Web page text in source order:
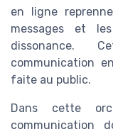
en ligne
messages et
dissonance.
communication
faite au public.
Dans cette
communication